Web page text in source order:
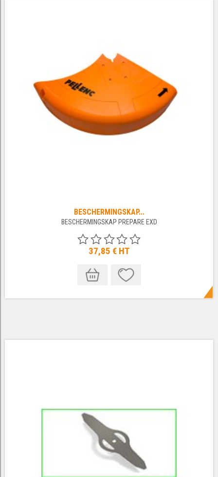
BESCHERMINGSKAP...
BESCHERMINGSKAP PREPARE EXD
37,85 € HT